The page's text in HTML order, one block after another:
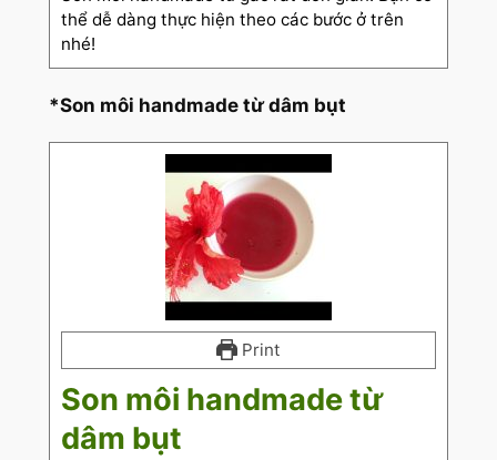
thể dễ dàng thực hiện theo các bước ở trên
nhé!
*Son môi handmade từ dâm bụt
Print
Son môi handmade từ
dâm bụt